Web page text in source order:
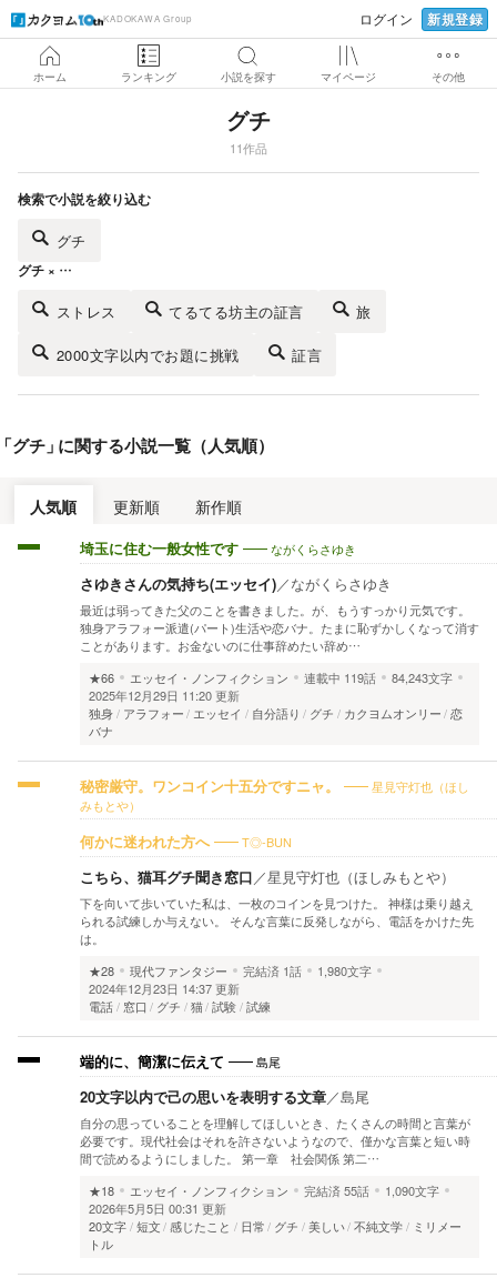
KADOKAWA Group ログイン 新規登録
ホーム ランキング 小説を探す マイページ その他
グチ
11作品
検索で小説を絞り込む
グチ
グチ × …
ストレス てるてる坊主の証言 旅
2000文字以内でお題に挑戦 証言
グチ 」に関する小説一覧（人気順）
人気順 更新順 新作順
埼玉に住む一般女性です ながくらさゆき
さゆきさんの気持ち(エッセイ)／ながくらさゆき
最近は弱ってきた父のことを書きました。が、もうすっかり元気です。
独身アラフォー派遣(パート)生活や恋バナ。たまに恥ずかしくなって消す
ことがあります。お金ないのに仕事辞めたい辞め…
★66
エッセイ・ノンフィクション 連載中 119話
84,243文字
2025年12月29日 11:20 更新
独身
アラフォー エッセイ 自分語り グチ カクヨムオンリー 恋
バナ
秘密厳守。ワンコイン十五分ですニャ。
星見守灯也（ほし
みもとや）
何かに迷われた方へ T◎-BUN
こちら、猫耳グチ聞き窓口／星見守灯也（ほしみもとや）
下を向いて歩いていた私は、一枚のコインを見つけた。 神様は乗り越え
られる試練しか与えない。 そんな言葉に反発しながら、電話をかけた先
は。
★28
現代ファンタジー 完結済 1話
1,980文字
2024年12月23日 14:37 更新
電話
窓口 グチ 猫 試験 試練
端的に、簡潔に伝えて 島尾
20文字以内で己の思いを表明する文章／島尾
自分の思っていることを理解してほしいとき、たくさんの時間と言葉が
必要です。現代社会はそれを許さないようなので、僅かな言葉と短い時
間で読めるようにしました。 第一章 社会関係 第二…
★18
エッセイ・ノンフィクション 完結済55話
1,090文字
2026年5月5日 00:31 更新
20文字 短文 感じたこと 日常 グチ 美しい 不純文学
ミリメー
トル